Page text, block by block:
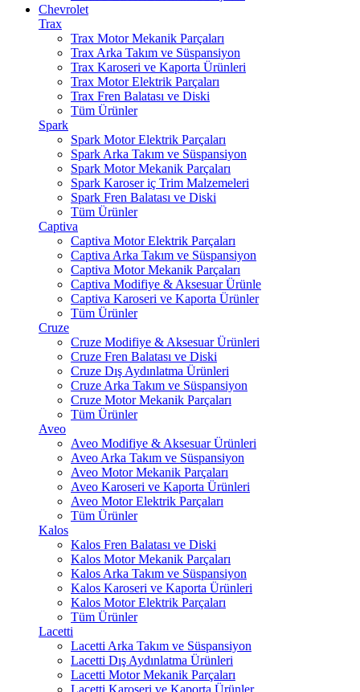
Chevrolet
Trax
Trax Motor Mekanik Parçaları
Trax Arka Takım ve Süspansiyon
Trax Karoseri ve Kaporta Ürünleri
Trax Motor Elektrik Parçaları
Trax Fren Balatası ve Diski
Tüm Ürünler
Spark
Spark Motor Elektrik Parçaları
Spark Arka Takım ve Süspansiyon
Spark Motor Mekanik Parçaları
Spark Karoser iç Trim Malzemeleri
Spark Fren Balatası ve Diski
Tüm Ürünler
Captiva
Captiva Motor Elektrik Parçaları
Captiva Arka Takım ve Süspansiyon
Captiva Motor Mekanik Parçaları
Captiva Modifiye & Aksesuar Ürünle
Captiva Karoseri ve Kaporta Ürünler
Tüm Ürünler
Cruze
Cruze Modifiye & Aksesuar Ürünleri
Cruze Fren Balatası ve Diski
Cruze Dış Aydınlatma Ürünleri
Cruze Arka Takım ve Süspansiyon
Cruze Motor Mekanik Parçaları
Tüm Ürünler
Aveo
Aveo Modifiye & Aksesuar Ürünleri
Aveo Arka Takım ve Süspansiyon
Aveo Motor Mekanik Parçaları
Aveo Karoseri ve Kaporta Ürünleri
Aveo Motor Elektrik Parçaları
Tüm Ürünler
Kalos
Kalos Fren Balatası ve Diski
Kalos Motor Mekanik Parçaları
Kalos Arka Takım ve Süspansiyon
Kalos Karoseri ve Kaporta Ürünleri
Kalos Motor Elektrik Parçaları
Tüm Ürünler
Lacetti
Lacetti Arka Takım ve Süspansiyon
Lacetti Dış Aydınlatma Ürünleri
Lacetti Motor Mekanik Parçaları
Lacetti Karoseri ve Kaporta Ürünler